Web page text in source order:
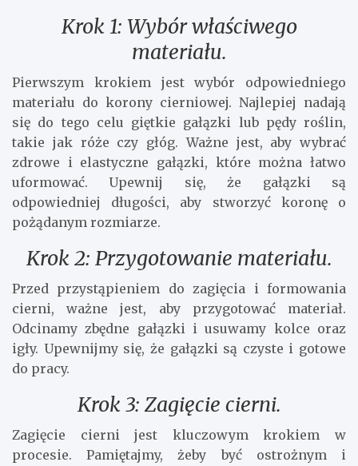
Krok 1: Wybór właściwego
materiału.
Pierwszym krokiem jest wybór odpowiedniego
materiału do korony cierniowej. Najlepiej nadają
się do tego celu giętkie gałązki lub pędy roślin,
takie jak róże czy głóg. Ważne jest, aby wybrać
zdrowe i elastyczne gałązki, które można łatwo
uformować. Upewnij się, że gałązki są
odpowiedniej długości, aby stworzyć koronę o
pożądanym rozmiarze.
Krok 2: Przygotowanie materiału.
Przed przystąpieniem do zagięcia i formowania
cierni, ważne jest, aby przygotować materiał.
Odcinamy zbędne gałązki i usuwamy kolce oraz
igły. Upewnijmy się, że gałązki są czyste i gotowe
do pracy.
Krok 3: Zagięcie cierni.
Zagięcie cierni jest kluczowym krokiem w
procesie. Pamiętajmy, żeby być ostrożnym i